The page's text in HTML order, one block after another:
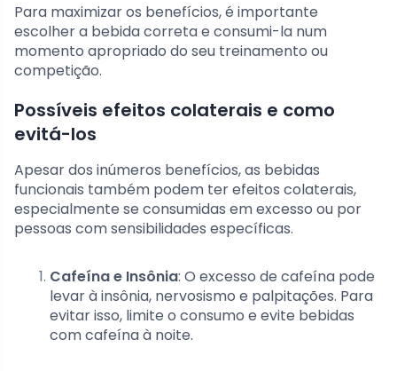
Para maximizar os benefícios, é importante
escolher a bebida correta e consumi-la num
momento apropriado do seu treinamento ou
competição.
Possíveis efeitos colaterais e como
evitá-los
Apesar dos inúmeros benefícios, as bebidas
funcionais também podem ter efeitos colaterais,
especialmente se consumidas em excesso ou por
pessoas com sensibilidades específicas.
Cafeína e Insônia: O excesso de cafeína pode
levar à insônia, nervosismo e palpitações. Para
evitar isso, limite o consumo e evite bebidas
com cafeína à noite.